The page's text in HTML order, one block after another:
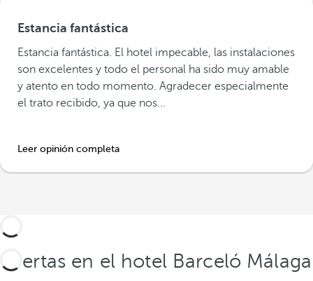
Estancia fantástica
Estancia fantástica. El hotel impecable, las instalaciones
son excelentes y todo el personal ha sido muy amable
y atento en todo momento. Agradecer especialmente
el trato recibido, ya que nos...
Leer opinión completa
Ofertas en el hotel Barceló Málaga